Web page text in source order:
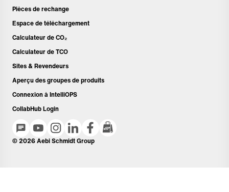
Pièces de rechange
Espace de téléchargement
Calculateur de CO₂
Calculateur de TCO
Sites & Revendeurs
Aperçu des groupes de produits
Connexion à IntelliOPS
CollabHub Login
© 2026 Aebi Schmidt Group